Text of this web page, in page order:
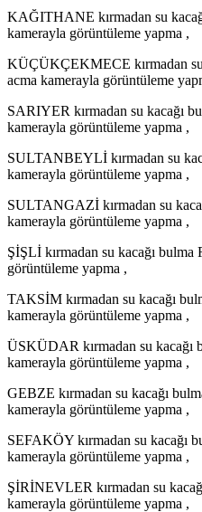
KAĞITHANE kırmadan su
kamerayla görüntüleme yapma ,
KÜÇÜKÇEKMECE kırmadan su
acma kamerayla görüntüleme
SARIYER kırmadan su kacağı
kamerayla görüntüleme yapma ,
SULTANBEYLİ kırmadan su
kamerayla görüntüleme yapma ,
SULTANGAZİ kırmadan su
kamerayla görüntüleme yapma ,
ŞİŞLİ kırmadan su kacağı bulma
görüntüleme yapma ,
TAKSİM kırmadan su kacağı
kamerayla görüntüleme yapma ,
ÜSKÜDAR kırmadan su kacağı
kamerayla görüntüleme yapma ,
GEBZE kırmadan su kacağı
kamerayla görüntüleme yapma ,
SEFAKÖY kırmadan su kacağı
kamerayla görüntüleme yapma ,
ŞİRİNEVLER kırmadan su
kamerayla görüntüleme yapma ,